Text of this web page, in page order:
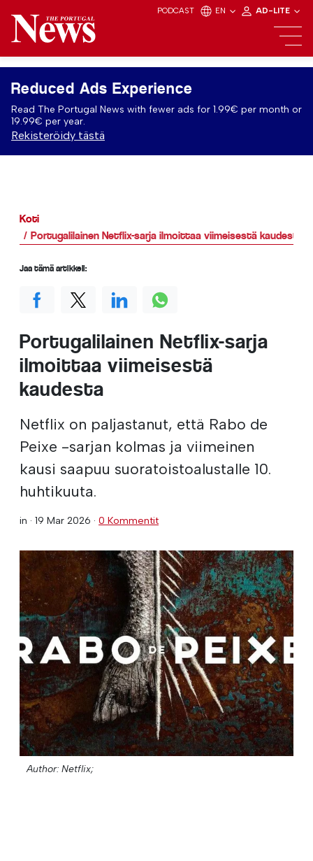
PODCAST EN AD-LITE
Reduced Ads Experience
Read The Portugal News with fewer ads for 1.99€ per month or
19.99€ per year.
Rekisteröidy tästä
Koti
Portugalilainen Netflix-sarja ilmoittaa viimeisestä kaudesta
Portugalilainen Netflix-sarja
ilmoittaa viimeisestä
kaudesta
Netflix on paljastanut, että Rabo de
Peixe -sarjan kolmas ja viimeinen
kausi saapuu suoratoistoalustalle 10.
huhtikuuta.
in · 19 Mar 2026 · 0 Kommentit
Author: Netflix;
Jaa tämä artikkeli: